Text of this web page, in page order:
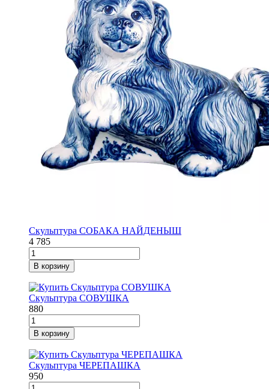
Скульптура СОБАКА НАЙДЕНЫШ
4 785
В корзину
Скульптура СОВУШКА
880
В корзину
Скульптура ЧЕРЕПАШКА
950